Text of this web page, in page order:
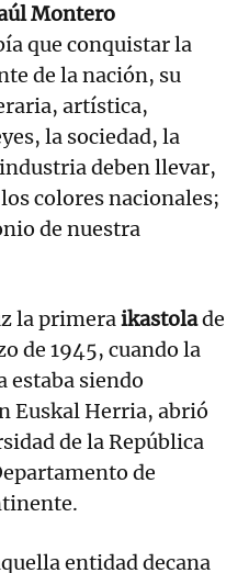
Montero
que conquistar la
de la nación, su
artística,
la sociedad, la
deben llevar,
colores nacionales;
de nuestra
la primeraikastolade
de 1945, cuando la
estaba siendo
Euskal Herria, abrió
de la República
de
entidad decana